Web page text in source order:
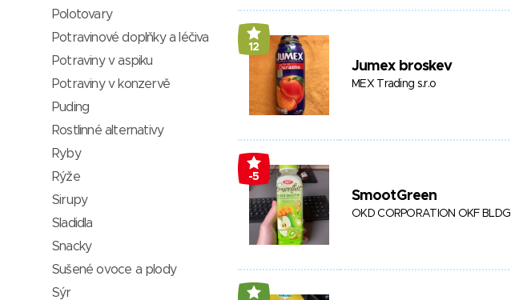
12
Jumex broskev
MEX Trading s.r.o
-5
SmootGreen
OKD CORPORATION OKF BLDG
Polotovary
Potravinové doplňky a léčiva
Potraviny v aspiku
Potraviny v konzervě
Puding
Rostlinné alternativy
Ryby
Rýže
Sirupy
Sladidla
Snacky
Sušené ovoce a plody
Sýr